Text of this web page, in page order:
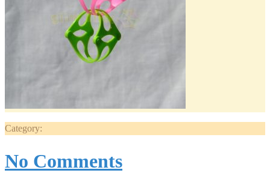
Category:
No Comments